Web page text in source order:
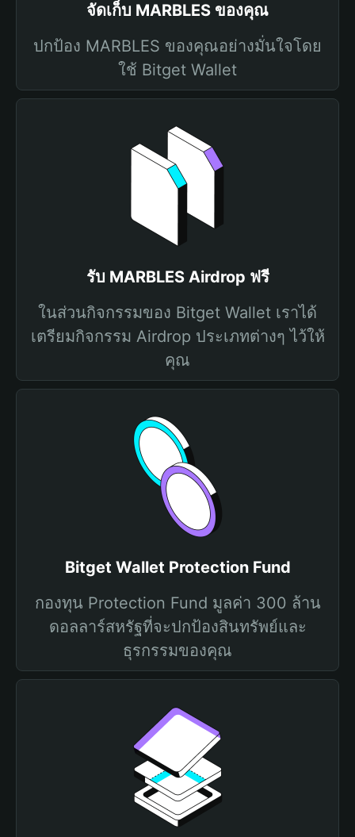
จัดเก็บ MARBLES ของคุณ
ปกป้อง MARBLES ของคุณอย่างมั่นใจโดย
ใช้ Bitget Wallet
รับ MARBLES Airdrop ฟรี
ในส่วนกิจกรรมของ Bitget Wallet เราได้
เตรียมกิจกรรม Airdrop ประเภทต่างๆ ไว้ให้
คุณ
Bitget Wallet Protection Fund
กองทุน Protection Fund มูลค่า 300 ล้าน
ดอลลาร์สหรัฐที่จะปกป้องสินทรัพย์และ
ธุรกรรมของคุณ